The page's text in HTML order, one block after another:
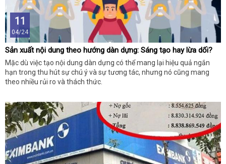
11
04/24
Sản xuất nội dung theo hướng dàn dựng: Sáng tạo hay lừa dối?
Mặc dù việc tạo nội dung dàn dựng có thể mang lại hiệu quả ngắn
hạn trong thu hút sự chú ý và sự tương tác, nhưng nó cũng mang
theo nhiều rủi ro và thách thức.